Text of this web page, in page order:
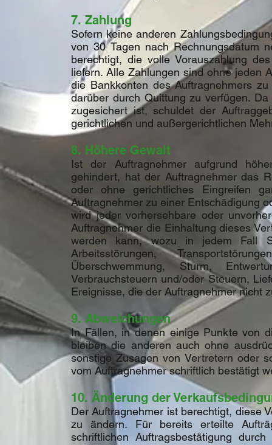
7. Zahlung
Sofern keine anderen
von 30 Tagen nach Rechnungsdatum
berechtigt, die volle Vorauszahlung
liefern. Alle Zahlungen sind ohne jeden
die Bankkonten des Auftragnehmers
darüber durch Quittung zu verfügen.
zugesichert ist, schuldet der
gerichtlichen und außergerichtlichen
8. Höhere Gewalt
Ist der Auftragnehmer aufgrund
gehindert, hat der Auftragnehmer das
oder ohne gerichtliches Eingreifen
Auftragnehmer zu einer Entschädigung
wird jeder vorhersehbare oder
Auftragnehmer die Einhaltung dieses
werden kann, wozu in jedem Fall
Arbeitsstörungen,
Überschwemmung, Sturm,
Verbrauchsteuern und/oder Steuern,
Ereignisse, die der Auftragnehmer nicht
9. Abweichungen
In Fällen, in denen einige Punkte von
bleiben die anderen auch ohne
sonstige Zusagen von Vertretern oder
vom Auftragnehmer schriftlich bestätigt
10. Änderung der
Der Auftragnehmer ist berechtigt, diese
zu ändern. Für bereits erteilte
schriftlichen Auftragsbestätigung